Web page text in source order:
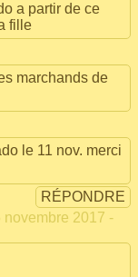
a partir de ce
fille
marchands de
le 11 nov. merci
RÉPONDRE
novembre 2017 -